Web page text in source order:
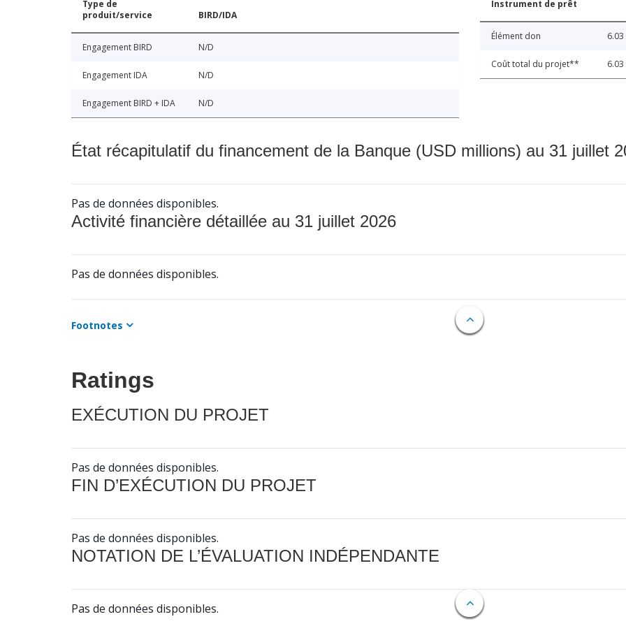
Type de
produit/service
BIRD/IDA
Engagement BIRD N/D
Engagement IDA N/D
Engagement BIRD + IDA N/D
Instrument de prêt
Élément don 6.03
Coût total du projet** 6.03
État récapitulatif du financement de la Banque (USD millions) au 31 juillet
Pas de données disponibles.
Activité financière détaillée au 31 juillet 2026
Pas de données disponibles.
Footnotes
Ratings
EXÉCUTION DU PROJET
Pas de données disponibles.
FIN D’EXÉCUTION DU PROJET
Pas de données disponibles.
NOTATION DE L’ÉVALUATION INDÉPENDANTE
Pas de données disponibles.